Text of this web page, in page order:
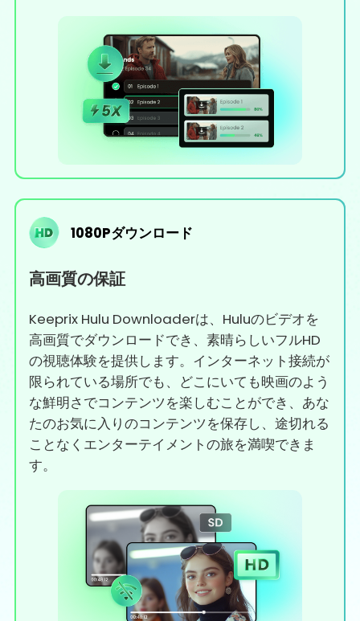
Keeprix Hulu Downloaderは、Huluのビデオを
高画質でダウンロードでき、素晴らしいフルHD
の視聴体験を提供します。インターネット接続が
限られている場所でも、どこにいても映画のよう
な鮮明さでコンテンツを楽しむことができ、あな
たのお気に入りのコンテンツを保存し、途切れる
ことなくエンターテイメントの旅を満喫できま